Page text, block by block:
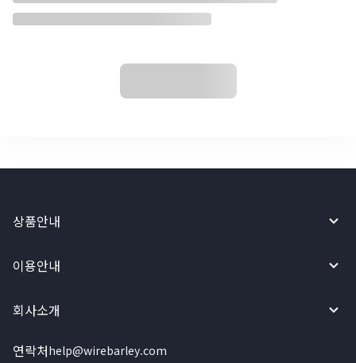
상품안내
이용안내
회사소개
연락처help@wirebarley.com